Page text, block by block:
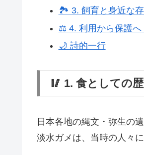
🏞 3. 飼育と身近な
⚖️ 4. 利用から保護
🌙 詩的一行
🥢 1. 食としての
日本各地の縄文・弥生の
淡水ガメは、当時の人々